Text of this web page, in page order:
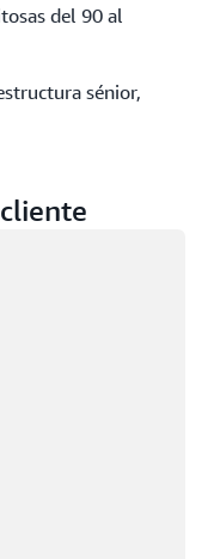
del 90 al
sénior,